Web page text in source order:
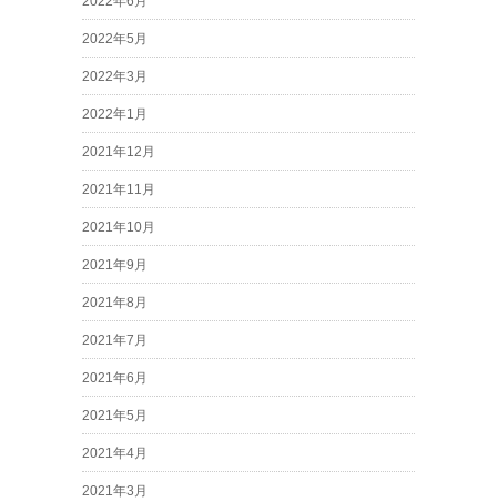
2022年5月
2022年3月
2022年1月
2021年12月
2021年11月
2021年10月
2021年9月
2021年8月
2021年7月
2021年6月
2021年5月
2021年4月
2021年3月